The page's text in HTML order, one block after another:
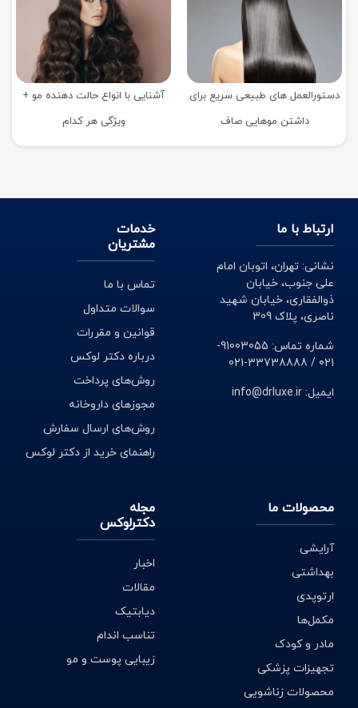
دستورالعمل های طبیعی سریع برای
داشتن موهایی صاف
آشنایی با انواع حالت دهنده مو +
ویژگی هر کدام
ارتباط با ما
نشانی: تهران، اتوبان امام
علی جنوب، خیابان
ذوالفقاری، خیابان شهید
ناصری، پلاک 309
شماره تماس: 91003055-
021 / 33738888-021
ایمیل: info@drluxe.ir
خدمات
مشتریان
تماس با ما
سوالات متداول
قوانین و مقررات
درباره دکتر لوکس
روش‌های پرداخت
مجوزهای داروخانه
روش‌های ارسال سفارش
راهنمای خرید از دکتر لوکس
محصولات ما
آرایشی
بهداشتی
ارتوپدی
مکمل‌ها
مادر و کودک
تجهیزات پزشکی
محصولات زناشویی
مجله
دکترلوکس
اخبار
مقالات
دیابتیک
تناسب اندام
زیبایی پوست و مو